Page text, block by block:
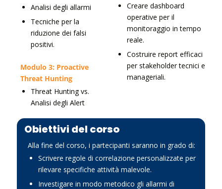
Analisi degli allarmi
Tecniche per la
riduzione dei falsi
positivi.
Modulo 3: Proactive
Threat Hunting
Threat Hunting vs.
Analisi degli Alert
Creare dashboard
operative per il
monitoraggio in tempo
reale.
Costruire report efficaci
per stakeholder tecnici e
manageriali.
Obiettivi del corso
Alla fine del corso, i partecipanti saranno in grado di:
Scrivere regole di correlazione personalizzate per
rilevare specifiche attività malevole.
Investigare in modo metodico gli allarmi di